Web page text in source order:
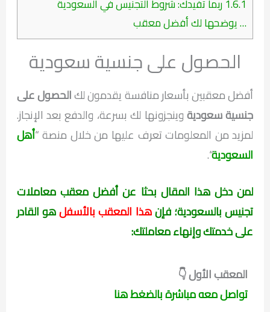
1.6.1 ربما تفيدك: شروط التجنيس في السعودية
… يوضحها لك أفضل معقب
الحصول على جنسية سعودية
أفضل معقبين بأسعار منافسة يقدمون لكالحصول على
جنسية سعوديةوينجزونها لك بسرعة، والدفع بعد الإنجاز.
لمزيد من المعلومات تعرف عليها من خلال منصة “أهل
السعودية“.
لمن دخل هذا المقال بحثا عن أفضل معقب معاملات
تجنيس بالسعودية؛ فإنهذا المعقب بالأسفلهو القادر
على خدمتك وإنهاء معاملتك:
المعقب الأول 👇
تواصل معه مباشرة بالضغط هنا